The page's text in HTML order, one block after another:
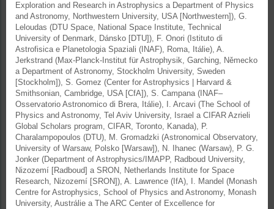
Exploration and Research in Astrophysics a Department of Physics
and Astronomy, Northwestern University, USA [Northwestern]), G.
Leloudas (DTU Space, National Space Institute, Technical
University of Denmark, Dánsko [DTU]), F. Onori (Istituto di
Astrofisica e Planetologia Spaziali (INAF), Roma, Itálie), A.
Jerkstrand (Max-Planck-Institut für Astrophysik, Garching, Německo
a Department of Astronomy, Stockholm University, Sweden
[Stockholm]), S. Gomez (Center for Astrophysics | Harvard &
Smithsonian, Cambridge, USA [CfA]), S. Campana (INAF–
Osservatorio Astronomico di Brera, Itálie), I. Arcavi (The School of
Physics and Astronomy, Tel Aviv University, Israel a CIFAR Azrieli
Global Scholars program, CIFAR, Toronto, Kanada), P.
Charalampopoulos (DTU), M. Gromadzki (Astronomical Observatory,
University of Warsaw, Polsko [Warsaw]), N. Ihanec (Warsaw), P. G.
Jonker (Department of Astrophysics/IMAPP, Radboud University,
Nizozemí [Radboud] a SRON, Netherlands Institute for Space
Research, Nizozemí [SRON]), A. Lawrence (IfA), I. Mandel (Monash
Centre for Astrophysics, School of Physics and Astronomy, Monash
University, Austrálie a The ARC Center of Excellence for